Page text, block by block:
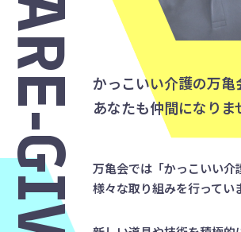
かっこいい介護の万亀
あなたも仲間になりま
万亀会では「かっこいい介
様々な取り組みを行ってい